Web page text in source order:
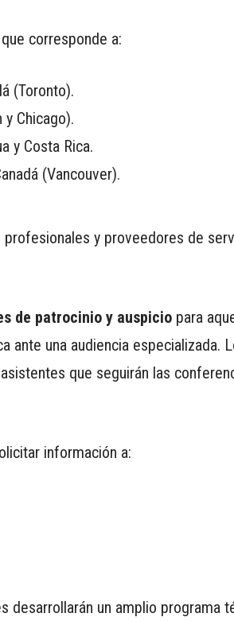
corresponde a:
(Toronto).
Chicago).
y Costa Rica.
(Vancouver).
y proveedores de
de patrocinio y auspicio para
ante una audiencia especializada.
que seguirán las
información a:
desarrollarán un amplio programa